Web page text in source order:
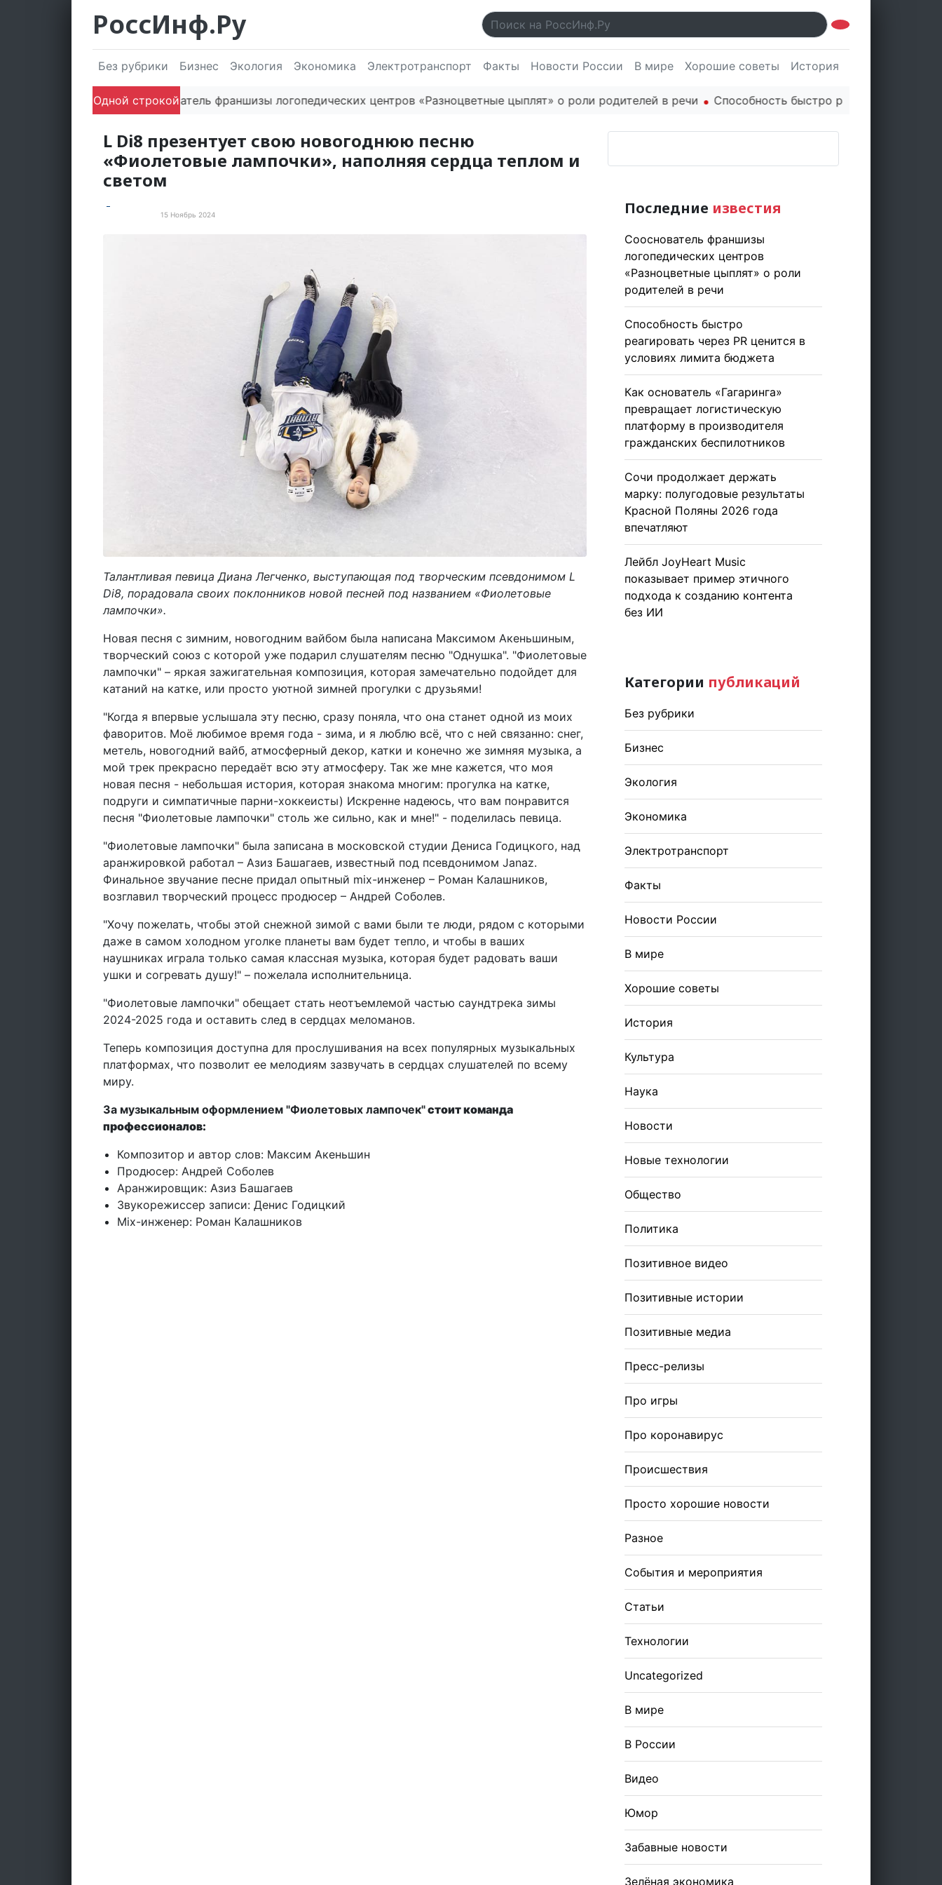
РоссИнф.Ру
Без рубрики Бизнес Экология Экономика Электротранспорт Факты Новости России В мире Хорошие советы История
Одной строкой
Сооснователь франшизы логопедических центров «Разноцветные цыплят» о роли родителей в речи Способность быстро реагировать через PR
L Di8 презентует свою новогоднюю песню
«Фиолетовые лампочки», наполняя сердца теплом и
светом
15 Ноябрь 2024
Талантливая певица Диана Легченко, выступающая под творческим псевдонимом L
Di8, порадовала своих поклонников новой песней под названием «Фиолетовые
лампочки».
Новая песня с зимним, новогодним вайбом была написана Максимом Акеньшиным,
творческий союз с которой уже подарил слушателям песню "Однушка". "Фиолетовые
лампочки" – яркая зажигательная композиция, которая замечательно подойдет для
катаний на катке, или просто уютной зимней прогулки с друзьями!
"Когда я впервые услышала эту песню, сразу поняла, что она станет одной из моих
фаворитов. Моё любимое время года - зима, и я люблю всё, что с ней связанно: снег,
метель, новогодний вайб, атмосферный декор, катки и конечно же зимняя музыка, а
мой трек прекрасно передаёт всю эту атмосферу. Так же мне кажется, что моя
новая песня - небольшая история, которая знакома многим: прогулка на катке,
подруги и симпатичные парни-хоккеисты) Искренне надеюсь, что вам понравится
песня "Фиолетовые лампочки" столь же сильно, как и мне!" - поделилась певица.
"Фиолетовые лампочки" была записана в московской студии Дениса Годицкого, над
аранжировкой работал – Азиз Башагаев, известный под псевдонимом Janaz.
Финальное звучание песне придал опытный mix-инженер – Роман Калашников,
возглавил творческий процесс продюсер – Андрей Соболев.
"Хочу пожелать, чтобы этой снежной зимой с вами были те люди, рядом с которыми
даже в самом холодном уголке планеты вам будет тепло, и чтобы в ваших
наушниках играла только самая классная музыка, которая будет радовать ваши
ушки и согревать душу!" – пожелала исполнительница.
"Фиолетовые лампочки" обещает стать неотъемлемой частью саундтрека зимы
2024-2025 года и оставить след в сердцах меломанов.
Теперь композиция доступна для прослушивания на всех популярных музыкальных
платформах, что позволит ее мелодиям зазвучать в сердцах слушателей по всему
миру.
За музыкальным оформлением "Фиолетовых лампочек"стоит команда
профессионалов:
Композитор и автор слов: Максим Акеньшин
Продюсер: Андрей Соболев
Аранжировщик: Азиз Башагаев
Звукорежиссер записи: Денис Годицкий
Mix-инженер: Роман Калашников
Последние известия
Сооснователь франшизы
логопедических центров
«Разноцветные цыплят» о роли
родителей в речи
Способность быстро
реагировать через PR ценится в
условиях лимита бюджета
Как основатель «Гагаринга»
превращает логистическую
платформу в производителя
гражданских беспилотников
Сочи продолжает держать
марку: полугодовые результаты
Красной Поляны 2026 года
впечатляют
Лейбл JoyHeart Music
показывает пример этичного
подхода к созданию контента
без ИИ
Категории публикаций
Без рубрики
Бизнес
Экология
Экономика
Электротранспорт
Факты
Новости России
В мире
Хорошие советы
История
Культура
Наука
Новости
Новые технологии
Общество
Политика
Позитивное видео
Позитивные истории
Позитивные медиа
Пресс-релизы
Про игры
Про коронавирус
Происшествия
Просто хорошие новости
Разное
События и мероприятия
Статьи
Технологии
Uncategorized
В мире
В России
Видео
Юмор
Забавные новости
Зелёная экономика